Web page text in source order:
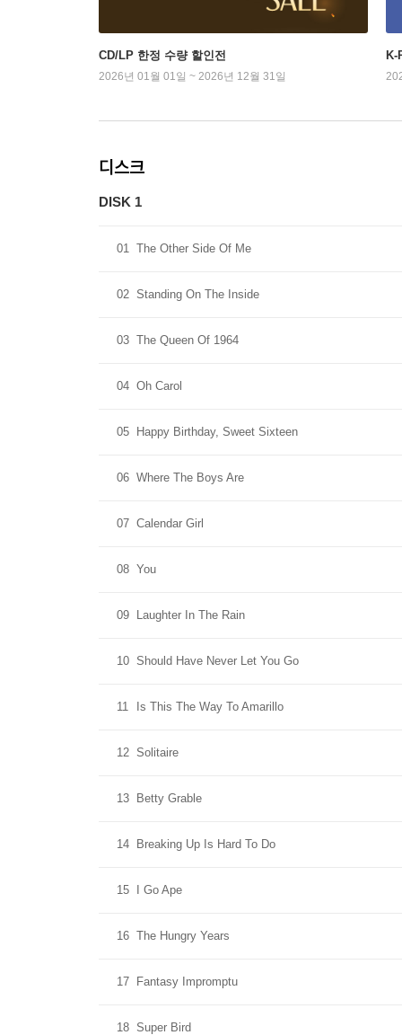
CD/LP 한정 수량 할인전
2026년 01월 01일 ~ 2026년 12월 31일
K-
디스크
DISK 1
01 The Other Side Of Me
02 Standing On The Inside
03 The Queen Of 1964
04 Oh Carol
05 Happy Birthday, Sweet Sixteen
06 Where The Boys Are
07 Calendar Girl
08 You
09 Laughter In The Rain
10 Should Have Never Let You Go
11 Is This The Way To Amarillo
12 Solitaire
13 Betty Grable
14 Breaking Up Is Hard To Do
15 I Go Ape
16 The Hungry Years
17 Fantasy Impromptu
18 Super Bird